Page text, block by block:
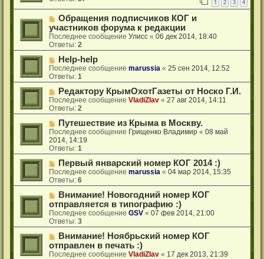
1 2 3 4
Обращения подписчиков КОГ и
участников форума к редакции
Последнее сообщениеУлисс «06 дек 2014, 18:40
Ответы:2
Help-help
Последнее сообщениеmarussia «25 сен 2014, 12:52
Ответы:1
Редактору КрымОхотГазеты от Носко Г.И.
Последнее сообщениеVladiZlav «27 авг 2014, 14:11
Ответы:2
Путешествие из Крыма в Москву.
Последнее сообщение Грищенко Владимир «08 май
2014, 14:19
Ответы:1
Первый январский номер КОГ 2014 :)
Последнее сообщениеmarussia «04 мар 2014, 15:35
Ответы:6
Внимание! Новогодний номер КОГ
отправляется в типографию :)
Последнее сообщениеGSV «07 фев 2014, 21:00
Ответы:3
Внимание! Ноябрьский номер КОГ
отправлен в печать :)
Последнее сообщениеVladiZlav « 17 дек 2013, 21:39